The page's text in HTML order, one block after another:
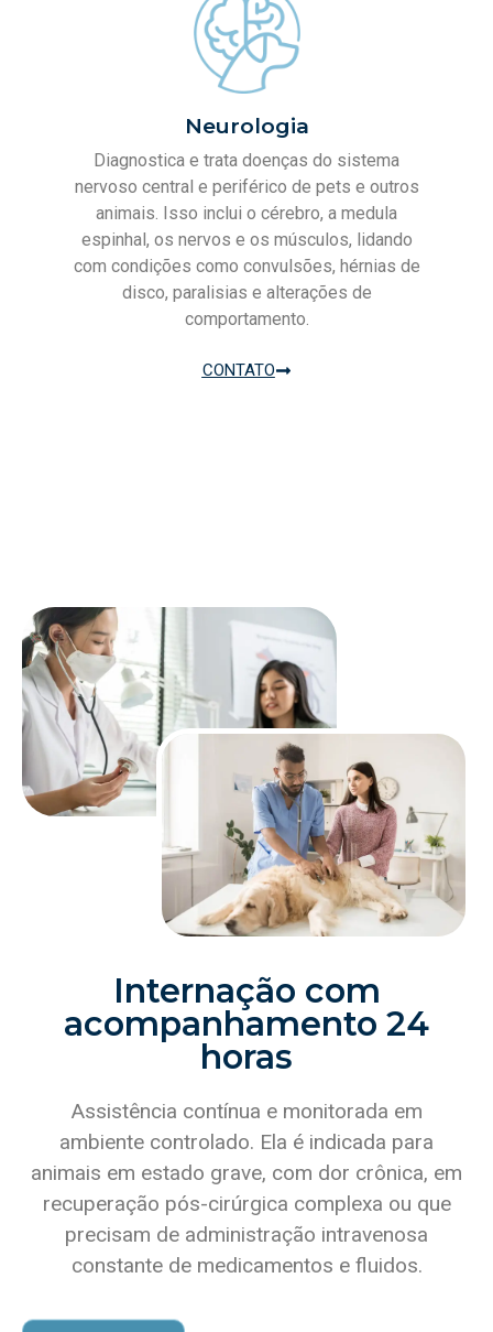
Neurologia
Diagnostica e trata doenças do sistema
nervoso central e periférico de pets e outros
animais. Isso inclui o cérebro, a medula
espinhal, os nervos e os músculos, lidando
com condições como convulsões, hérnias de
disco, paralisias e alterações de
comportamento.
CONTATO
Internação com
acompanhamento 24
horas
Assistência contínua e monitorada em
ambiente controlado. Ela é indicada para
animais em estado grave, com dor crônica, em
recuperação pós-cirúrgica complexa ou que
precisam de administração intravenosa
constante de medicamentos e fluidos.